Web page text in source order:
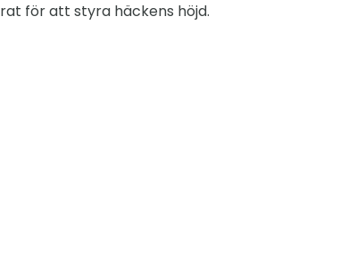
för att styra häckens höjd.